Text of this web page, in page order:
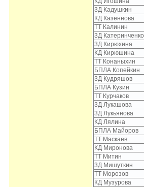
3Д Кадушкин
КД Казеннова
ТТ Калинин
3Д Катеринченко
3Д Кирюхина
КД Кирюшина
ТТ Конаныхин
БПЛА Копейкин
3Д Кудряшов
БПЛА Кузин
ТТ Курчаков
3Д Лукашова
3Д Лукьянова
КД Лялина
БПЛА Майоров
ТТ Маскаев
КД Миронова
ТТ Митин
3Д Мишуткин
ТТ Морозов
КД Музурова